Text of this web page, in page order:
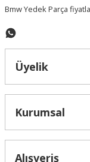
Bmw Yedek Parça
Üyelik
Kurumsal
Alışveriş